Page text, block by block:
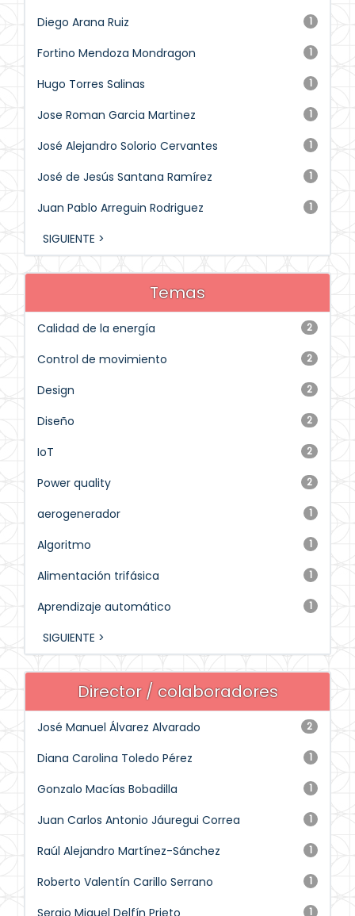
1
Diego Arana Ruiz
1
Fortino Mendoza Mondragon
1
Hugo Torres Salinas
1
Jose Roman Garcia Martinez
1
José Alejandro Solorio Cervantes
1
José de Jesús Santana Ramírez
1
Juan Pablo Arreguin Rodriguez
SIGUIENTE >
Temas
2
Calidad de la energía
2
Control de movimiento
2
Design
2
Diseño
2
IoT
2
Power quality
1
aerogenerador
1
Algoritmo
1
Alimentación trifásica
1
Aprendizaje automático
SIGUIENTE >
Director / colaboradores
2
José Manuel Álvarez Alvarado
1
Diana Carolina Toledo Pérez
1
Gonzalo Macías Bobadilla
1
Juan Carlos Antonio Jáuregui Correa
1
Raúl Alejandro Martínez-Sánchez
1
Roberto Valentín Carillo Serrano
1
Sergio Miguel Delfín Prieto